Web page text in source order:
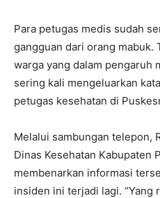
Para petugas medis sudah
gangguan dari orang mabuk.
warga yang dalam pengaruh
sering kali mengeluarkan
petugas kesehatan di
Melalui sambungan telepon,
Dinas Kesehatan Kabupaten
membenarkan informasi
insiden ini terjadi lagi. “Yang